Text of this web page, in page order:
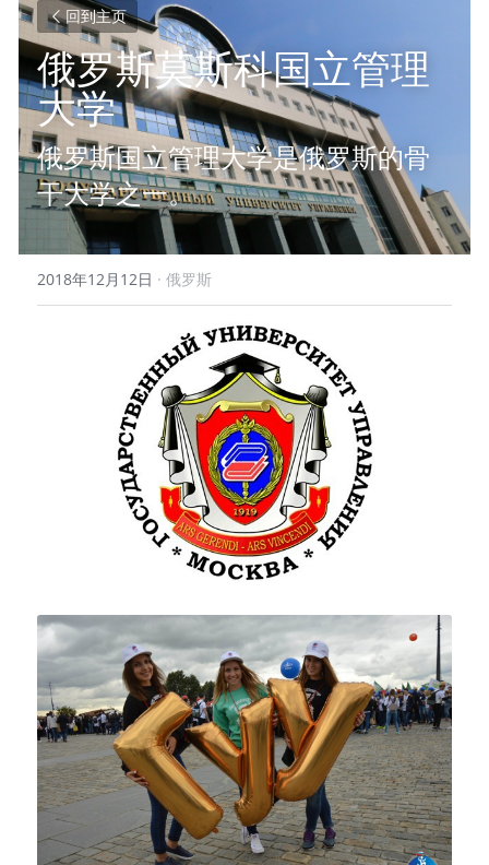
回到主页
俄罗斯莫斯科国立管理
大学
俄罗斯国立管理大学是俄罗斯的骨
干大学之一。
2018年12月12日 · 俄罗斯